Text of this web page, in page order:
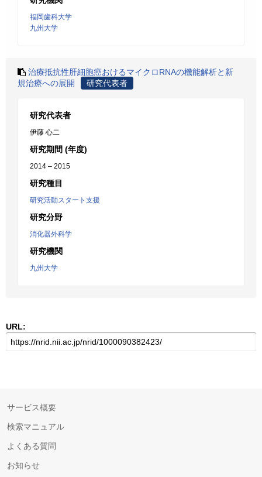
福岡歯科大学
九州大学
治療抵抗性肝細胞癌おけるマイクロRNAの機能解析と新
規治療への展開
研究代表者
研究代表者
伊藤 心二
研究期間 (年度)
2014 – 2015
研究種目
研究活動スタート支援
研究分野
消化器外科学
研究機関
九州大学
URL:
サービス概要
検索マニュアル
よくある質問
お知らせ